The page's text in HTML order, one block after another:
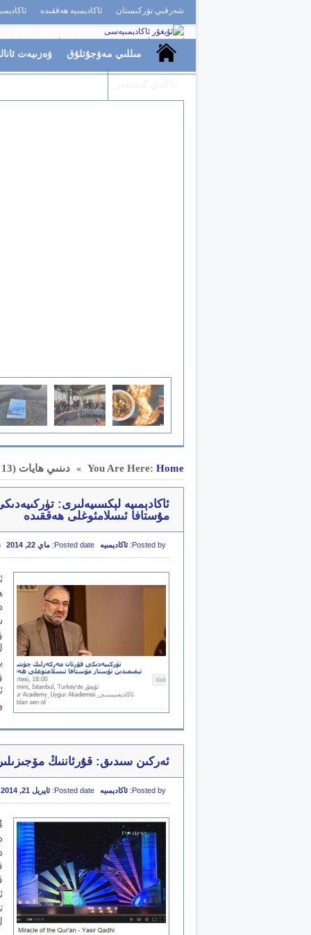
شەرقىي تۈركىستان ئاكادېمىيە ھەققىدە
مىللىي مەۋجۇتلۇق ۋەزىيەت
You Are Here: Home
» دىنىي ھايات (Page 13)
ئاكادېمىيە لېكسىيەلىرى:
مۇستافا ئىسلامئوغلى ھەققىدە
Posted by: ئاكادېمىيە Posted date: ماي 22, 2014
ئەركىن سىدىق: قۇرئاننىڭ
Posted by: ئاكادېمىيە Posted date: ئاپرېل 21, 2014